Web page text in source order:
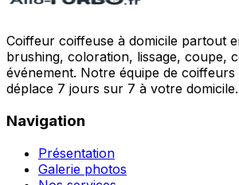
Coiffeur coiffeuse à domicile partout
brushing, coloration, lissage, coupe,
événement. Notre équipe de
déplace 7 jours sur 7 à votre domicile.
Navigation
Présentation
Galerie photos